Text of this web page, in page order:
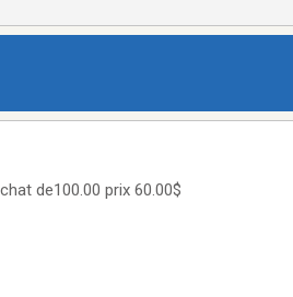
de100.00 prix 60.00$